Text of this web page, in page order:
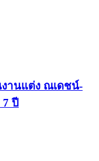
งานแต่ง ณเดชน์-
ปี